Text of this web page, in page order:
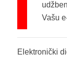
Vašu
Elektronički